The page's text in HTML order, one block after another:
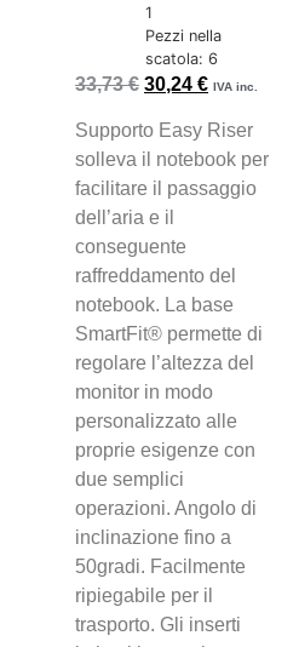
1
Pezzi nella
scatola: 6
33,73€ 30,24€ IVA inc.
Supporto Easy Riser
solleva il notebook per
facilitare il passaggio
dell’aria e il
conseguente
raffreddamento del
notebook. La base
SmartFit® permette di
regolare l’altezza del
monitor in modo
personalizzato alle
proprie esigenze con
due semplici
operazioni. Angolo di
inclinazione fino a
50gradi. Facilmente
ripiegabile per il
trasporto. Gli inserti